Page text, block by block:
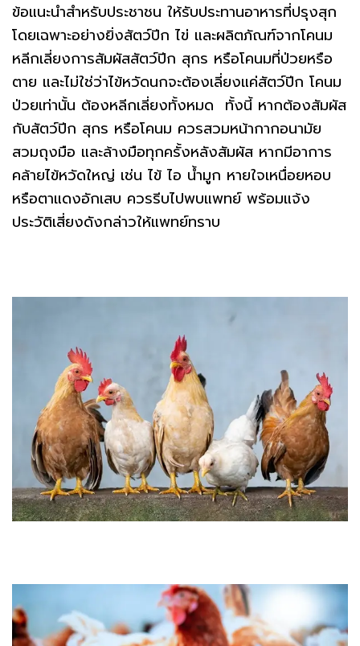
ข้อแนะนำสำหรับประชาชน ให้รับประทานอาหารที่ปรุงสุก
โดยเฉพาะอย่างยิ่งสัตว์ปีก ไข่ และผลิตภัณฑ์จากโคนม
หลีกเลี่ยงการสัมผัสสัตว์ปีก สุกร หรือโคนมที่ป่วยหรือ
ตาย และไม่ใช่ว่าไข้หวัดนกจะต้องเลี่ยงแค่สัตว์ปีก โคนม
ป่วยเท่านั้น ต้องหลีกเลี่ยงทั้งหมด ทั้งนี้ หากต้องสัมผัส
กับสัตว์ปีก สุกร หรือโคนม ควรสวมหน้ากากอนามัย
สวมถุงมือ และล้างมือทุกครั้งหลังสัมผัส หากมีอาการ
คล้ายไข้หวัดใหญ่ เช่น ไข้ ไอ น้ำมูก หายใจเหนื่อยหอบ
หรือตาแดงอักเสบ ควรรีบไปพบแพทย์ พร้อมแจ้ง
ประวัติเสี่ยงดังกล่าวให้แพทย์ทราบ